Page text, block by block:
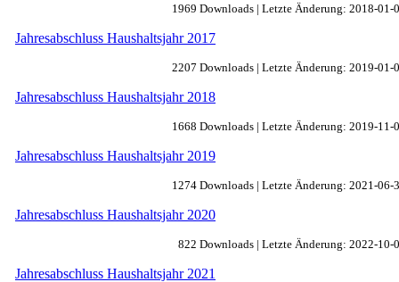
1969 Downloads | Letzte Änderung: 2018-01-
Jahresabschluss Haushaltsjahr 2017
2207 Downloads | Letzte Änderung: 2019-01-
Jahresabschluss Haushaltsjahr 2018
1668 Downloads | Letzte Änderung: 2019-11-
Jahresabschluss Haushaltsjahr 2019
1274 Downloads | Letzte Änderung: 2021-06-
Jahresabschluss Haushaltsjahr 2020
822 Downloads | Letzte Änderung: 2022-10-
Jahresabschluss Haushaltsjahr 2021